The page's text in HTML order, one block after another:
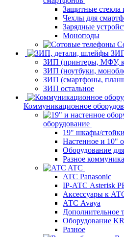
Защитные стекла
Чехлы для
Зарядные
Моноподы
ЗИП (принтеры, МФУ,
ЗИП (ноутбуки,
ЗИП (смартфоны,
ЗИП остальное
Коммуникационное
оборудование
19" шкафы/стойки
Настенное и 10"
Оборудование
Разное
ATC
ATC Panasonic
IP-АТС Asterisk
Аксессуары к
АТС Avaya
Дополнительное
Оборудование
Разное